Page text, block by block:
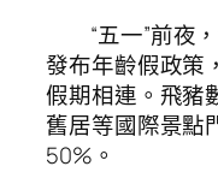
“五一”前夜
發布年齡假政策
假期相連。飛豬
舊居等國際景點
50%。